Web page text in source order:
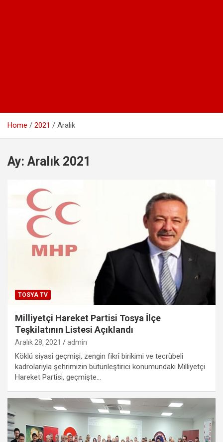
Home 2021 Aralık
Ay: Aralık 2021
TOSYA TV
Milliyetçi Hareket Partisi Tosya İlçe
Teşkilatının Listesi Açıklandı
Aralık 28, 2021 admin
Köklü siyasî geçmişi, zengin fikrî birikimi ve tecrübeli
kadrolarıyla şehrimizin bütünleştirici konumundaki Milliyetçi
Hareket Partisi, geçmişte…